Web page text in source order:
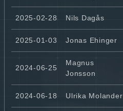
2025-02-28 Nils Dagås
2025-01-03 Jonas Ehinger
2024-06-25
Magnus
Jonsson
2024-06-18 Ulrika Molander